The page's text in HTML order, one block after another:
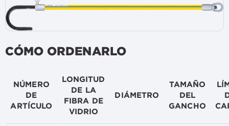
CÓMO ORDENARLO
NÚMERO
DE
ARTÍCULO
LONGITUD
DE LA
FIBRA DE
VIDRIO
DIÁMETRO
TAMAÑO
DEL
GANCHO